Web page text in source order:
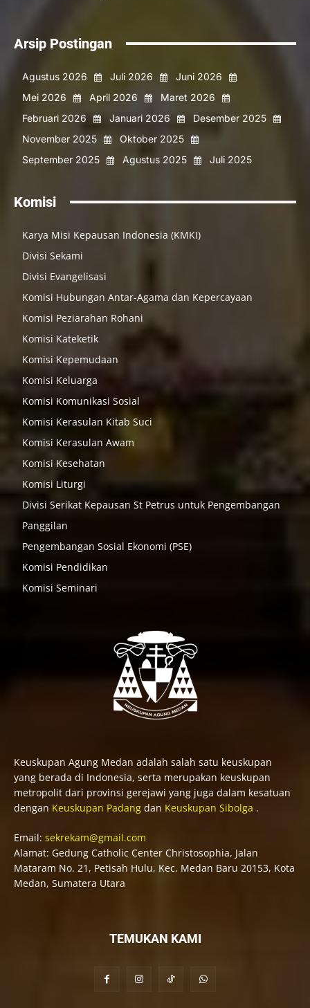
Arsip Postingan
Agustus 2026 Juli 2026
Juni 2026
Mei 2026
April 2026
Maret 2026
Februari 2026
Januari 2026
Desember 2025
November 2025
Oktober 2025
September 2025
Agustus 2025 Juli 2025
Komisi
Karya Misi Kepausan Indonesia (KMKI)
Divisi Sekami
Divisi Evangelisasi
Komisi Hubungan Antar-Agama dan Kepercayaan
Komisi Peziarahan Rohani
Komisi Kateketik
Komisi Kepemudaan
Komisi Keluarga
Komisi Komunikasi Sosial
Komisi Kerasulan Kitab Suci
Komisi Kerasulan Awam
Komisi Kesehatan
Komisi Liturgi
Divisi Serikat Kepausan St Petrus untuk Pengembangan
Panggilan
Pengembangan Sosial Ekonomi (PSE)
Komisi Pendidikan
Komisi Seminari
Keuskupan Agung Medan adalah salah satu keuskupan
yang berada di Indonesia, serta merupakan keuskupan
metropolit dari provinsi gerejawi yang juga dalam kesatuan
dengan Keuskupan Padang dan Keuskupan Sibolga .
Email: sekrekam@gmail.com
Alamat: Gedung Catholic Center Christosophia, Jalan
Mataram No. 21, Petisah Hulu, Kec. Medan Baru 20153, Kota
Medan, Sumatera Utara
TEMUKAN KAMI